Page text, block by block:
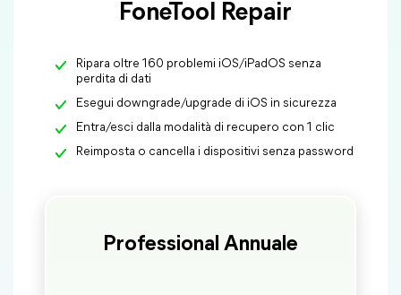
FoneTool Repair
Ripara oltre 160 problemi iOS/iPadOS senza
perdita di dati
Esegui downgrade/upgrade di iOS in sicurezza
Entra/esci dalla modalità di recupero con 1 clic
Reimposta o cancella i dispositivi senza password
Professional Annuale